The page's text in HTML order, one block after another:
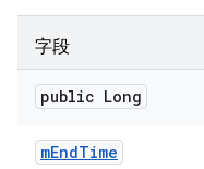
字段
public Long
mEndTime